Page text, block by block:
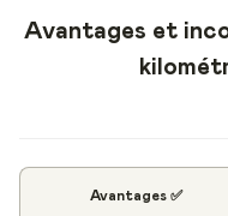
Avantages et
Avantages ✅